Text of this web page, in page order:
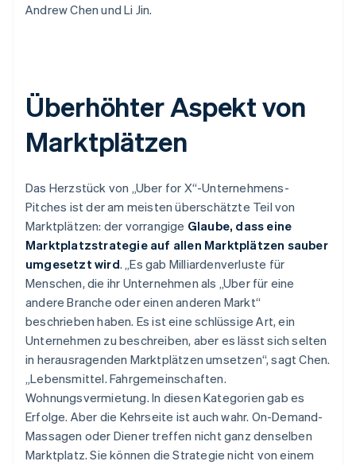
Andrew Chen und Li Jin.
Überhöhter Aspekt von
Marktplätzen
Das Herzstück von „Uber for X“-Unternehmens-
Pitches ist der am meisten überschätzte Teil von
Marktplätzen: der vorrangige Glaube, dass eine
Marktplatzstrategie auf allen Marktplätzen sauber
umgesetzt wird. „Es gab Milliardenverluste für
Menschen, die ihr Unternehmen als „Uber für eine
andere Branche oder einen anderen Markt“
beschrieben haben. Es ist eine schlüssige Art, ein
Unternehmen zu beschreiben, aber es lässt sich selten
in herausragenden Marktplätzen umsetzen“, sagt Chen.
„Lebensmittel. Fahrgemeinschaften.
Wohnungsvermietung. In diesen Kategorien gab es
Erfolge. Aber die Kehrseite ist auch wahr. On-Demand-
Massagen oder Diener treffen nicht ganz denselben
Marktplatz. Sie können die Strategie nicht von einem